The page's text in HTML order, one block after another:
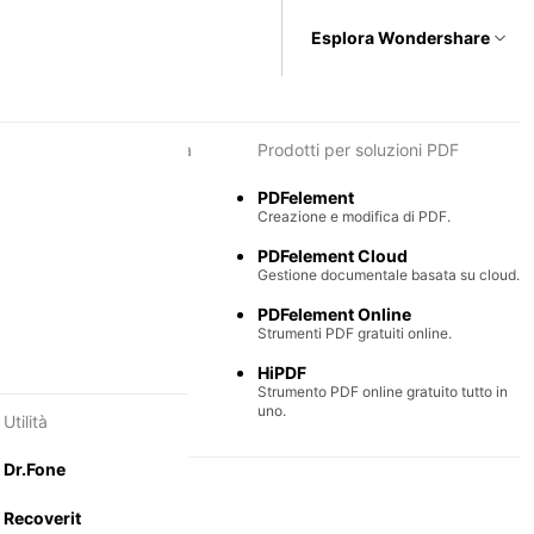
per diagrammi e grafica Prodotti per soluzioni PDF
PDFelement
Creazione e modifica di PDF.
PDFelement Cloud
Gestione documentale basata su cloud.
PDFelement Online
Strumenti PDF gratuiti online.
HiPDF
Strumento PDF online gratuito tutto in
uno.
Utilità
Dr.Fone
Recoverit
Esplora Wondershare